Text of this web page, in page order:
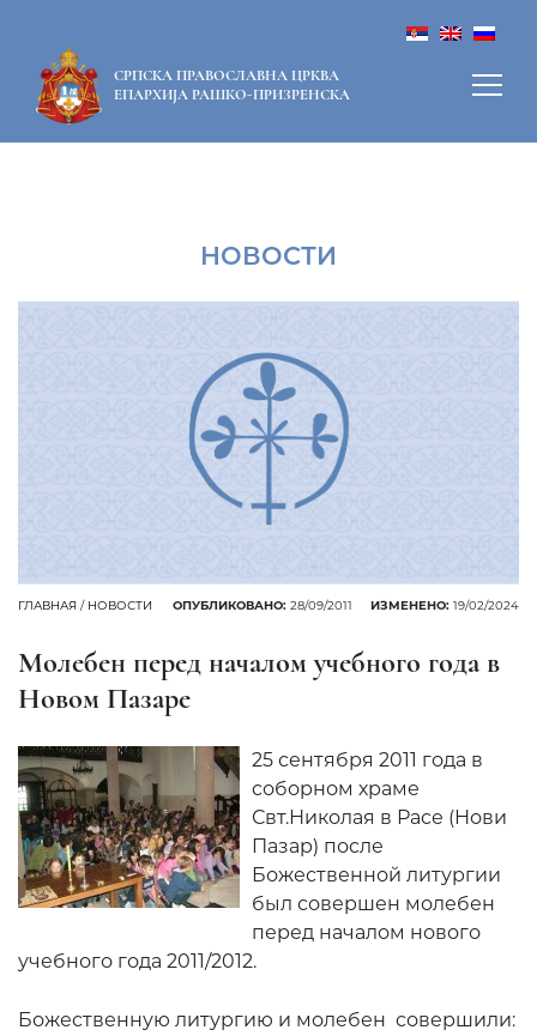
СРПСКА ПРАВОСЛАВНА ЦРКВА
ЕПАРХИЈА РАШКО-ПРИЗРЕНСКА
НОВОСТИ
ГЛАВНАЯ / НОВОСТИ ОПУБЛИКОВАНО: 28/09/2011 ИЗМЕНЕНО: 19/02/2024
Молебен перед началом учебного года в
Новом Пазаре
25 сентября 2011 года в
соборном храме
Свт.Николая в Расе (Нови
Пазар) после
Божественной литургии
был совершен молебен
перед началом нового
учебного года 2011/2012.
Божественную литургию и молебен совершили: